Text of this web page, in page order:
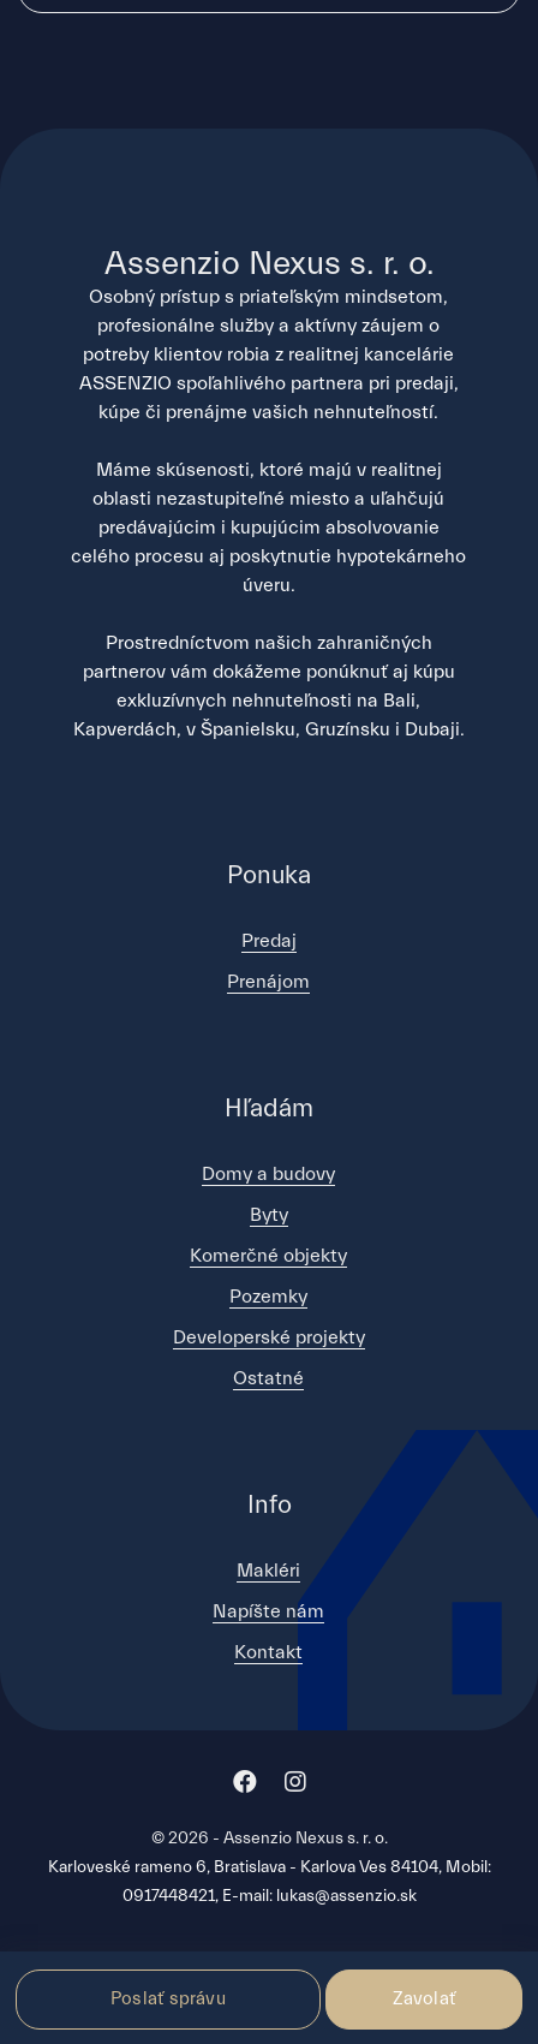
Poslať správu Zavolať
Assenzio Nexus s. r. o.
Osobný prístup s priateľským mindsetom,
profesionálne služby a aktívny záujem o
potreby klientov robia z realitnej kancelárie
ASSENZIO spoľahlivého partnera pri predaji,
kúpe či prenájme vašich nehnuteľností.
Máme skúsenosti, ktoré majú v realitnej
oblasti nezastupiteľné miesto a uľahčujú
predávajúcim i kupujúcim absolvovanie
celého procesu aj poskytnutie hypotekárneho
úveru.
Prostredníctvom našich zahraničných
partnerov vám dokážeme ponúknuť aj kúpu
exkluzívnych nehnuteľnosti na Bali,
Kapverdách, v Španielsku, Gruzínsku i Dubaji.
Ponuka
Predaj
Prenájom
Hľadám
Domy a budovy
Byty
Komerčné objekty
Pozemky
Developerské projekty
Ostatné
Info
Makléri
Napíšte nám
Kontakt
© 2026 - Assenzio Nexus s. r. o.
Karloveské rameno 6, Bratislava - Karlova Ves 84104, Mobil:
0917448421, E-mail: lukas@assenzio.sk